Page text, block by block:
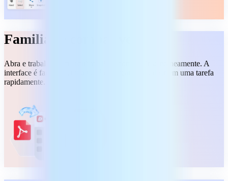
Familiar e compatível
Abra e trabalhe com arquivos PDF comuns instantaneamente. A
interface é familiar, então você começar a trabalhar em uma tarefa
rapidamente.